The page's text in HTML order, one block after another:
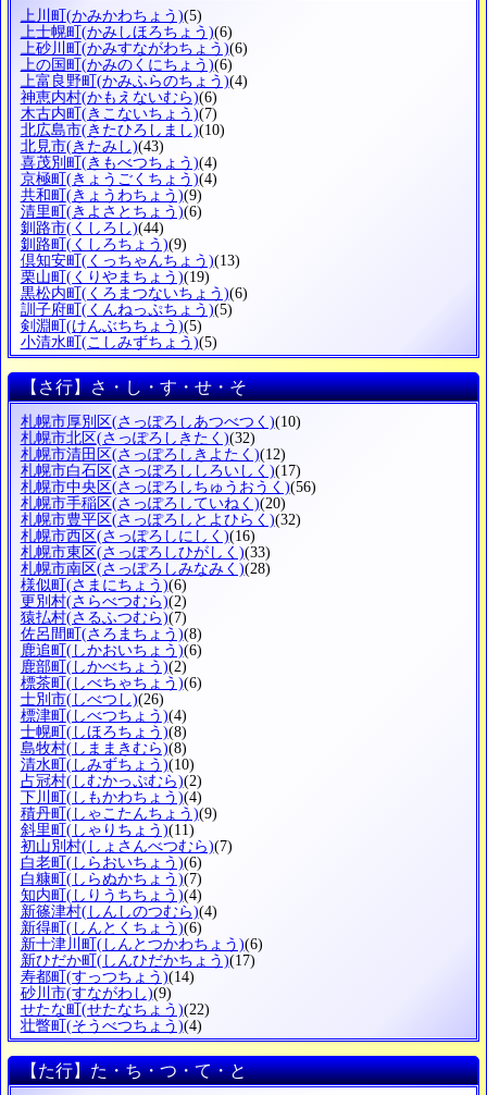
上川町 (かみかわちょう)(5)
上士幌町 (かみしほろちょう)(6)
上砂川町 (かみすながわちょう)(6)
上の国町 (かみのくにちょう)(6)
上富良野町 (かみふらのちょう)(4)
神恵内村(かもえないむら)(6)
木古内町 (きこないちょう)(7)
北広島市(きたひろしまし)(10)
北見市(きたみし)(43)
喜茂別町 (きもべつちょう)(4)
京極町 (きょうごくちょう)(4)
共和町 (きょうわちょう)(9)
清里町 (きよさとちょう)(6)
釧路市(くしろし)(44)
釧路町 (くしろちょう)(9)
倶知安町 (くっちゃんちょう)(13)
栗山町 (くりやまちょう)(19)
黒松内町 (くろまつないちょう)(6)
訓子府町 (くんねっぷちょう)(5)
剣淵町 (けんぶちちょう)(5)
小清水町 (こしみずちょう)(5)
【さ行】さ・し・す・せ・そ
札幌市厚別区(さっぽろしあつべつく)(10)
札幌市北区(さっぽろしきたく)(32)
札幌市清田区(さっぽろしきよたく)(12)
札幌市白石区(さっぽろししろいしく)(17)
札幌市中央区(さっぽろしちゅうおうく)(56)
札幌市手稲区(さっぽろしていねく)(20)
札幌市豊平区(さっぽろしとよひらく)(32)
札幌市西区(さっぽろしにしく)(16)
札幌市東区(さっぽろしひがしく)(33)
札幌市南区(さっぽろしみなみく)(28)
様似町(さまにちょう)(6)
更別村(さらべつむら)(2)
猿払村(さるふつむら)(7)
佐呂間町(さろまちょう)(8)
鹿追町(しかおいちょう)(6)
鹿部町(しかべちょう)(2)
標茶町(しべちゃちょう)(6)
士別市(しべつし)(26)
標津町(しべつちょう)(4)
士幌町(しほろちょう)(8)
島牧村(しままきむら)(8)
清水町(しみずちょう)(10)
占冠村(しむかっぷむら)(2)
下川町(しもかわちょう)(4)
積丹町(しゃこたんちょう)(9)
斜里町(しゃりちょう)(11)
初山別村(しょさんべつむら)(7)
白老町(しらおいちょう)(6)
白糠町(しらぬかちょう)(7)
知内町(しりうちちょう)(4)
新篠津村(しんしのつむら)(4)
新得町(しんとくちょう)(6)
新十津川町(しんとつかわちょう)(6)
新ひだか町(しんひだかちょう)(17)
寿都町(すっつちょう)(14)
砂川市(すながわし)(9)
せたな町(せたなちょう)(22)
壮瞥町(そうべつちょう)(4)
【た行】た・ち・つ・て・と